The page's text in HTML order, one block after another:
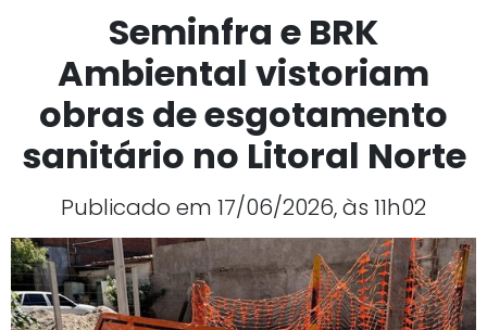
Seminfra e BRK
Ambiental vistoriam
obras de esgotamento
sanitário no Litoral Norte
Publicado em 17/06/2026, às 11h02